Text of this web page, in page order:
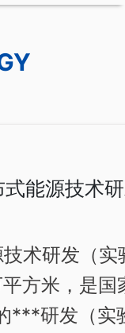
能源技术
术研发（
方米，是
***研发（实